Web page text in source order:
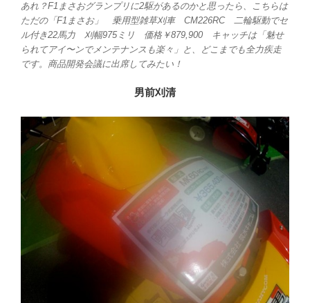
あれ？F1まさおグランプリに2駆があるのかと思ったら、こちらは
ただの「F1まさお」 乗用型雑草刈車 CM226RC 二輪駆動でセ
ル付き22馬力 刈幅975ミリ 価格￥879,900 キャッチは「魅せ
られてアイ〜ンでメンテナンスも楽々」と、どこまでも全力疾走
です。商品開発会議に出席してみたい！
男前刈清